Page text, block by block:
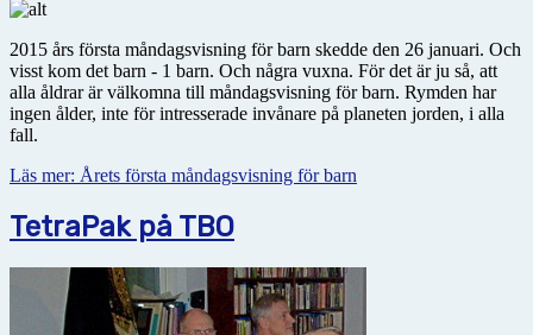
2015 års första måndagsvisning för barn skedde den 26 januari. Och
visst kom det barn - 1 barn. Och några vuxna. För det är ju så, att
alla åldrar är välkomna till måndagsvisning för barn. Rymden har
ingen ålder, inte för intresserade invånare på planeten jorden, i alla
fall.
Läs mer: Årets första måndagsvisning för barn
TetraPak på TBO